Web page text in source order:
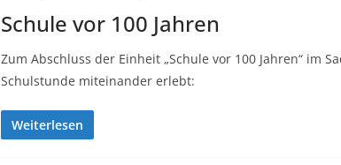
Schule vor 100 Jahren
Zum Abschluss der Einheit „Schule vor 100 Jahren“ im
Schulstunde miteinander erlebt:
Weiterlesen